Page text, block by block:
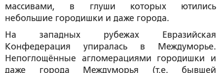
массивами, в глуши которых ютились
небольшие городишки и даже города.
На западных рубежах Евразийская
Конфедерация упиралась в Междуморье.
Непоглощённые агломерациями городишки и
даже города Междуморья (т.е. бывшей